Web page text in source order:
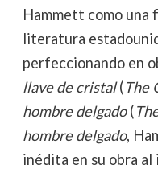
Hammett como una
literatura
perfeccionando en
llave de cristal(The
hombre delgado(
hombre delgado,
inédita en su obra